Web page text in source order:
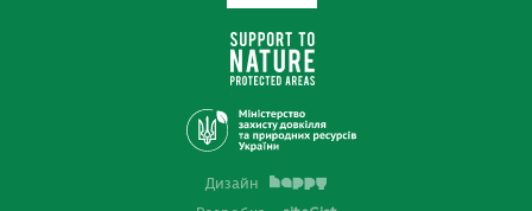
Дизайн